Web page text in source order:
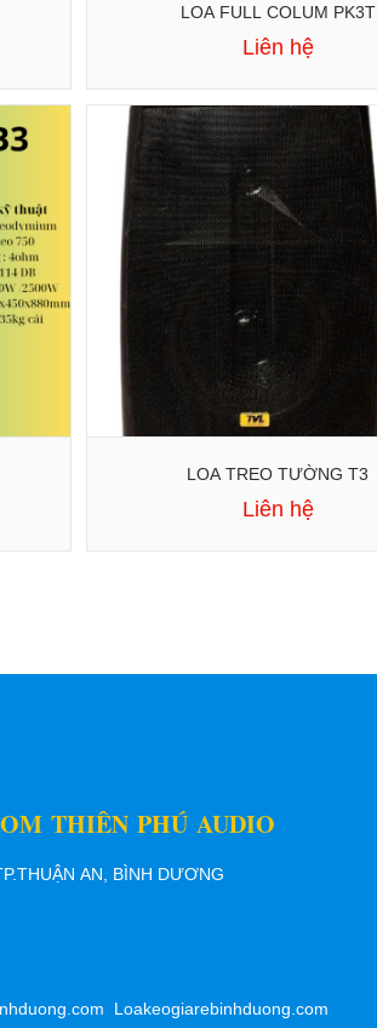
LOA FULL COLUM PK3T
Liên hệ
LOA TREO TƯỜNG T3
Liên hệ
THIÊN PHÚ AUDIO
AN, BÌNH DƯƠNG
Loakeogiarebinhduong.com